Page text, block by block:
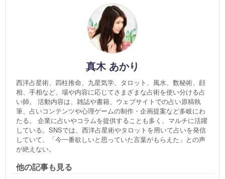
真木 あかり
西洋占星術、四柱推命、九星気学、タロット、風水、数秘術、顔
相、手相など、場や内容に応じてさまざまな占術を使い分ける占
い師。 活動内容は、雑誌や書籍、ウェブサイトでの占い原稿執
筆、占いコンテンツや心理ゲームの制作・企画提案など多岐にわ
たる。 企業に占いやコラムを提供することも多く、マルチに活躍
している。SNSでは、西洋占星術やタロットを用いて占いを発信
していて、「今一番欲しいと思っていた言葉がもらえた」との声
が絶えない。
他の記事も見る